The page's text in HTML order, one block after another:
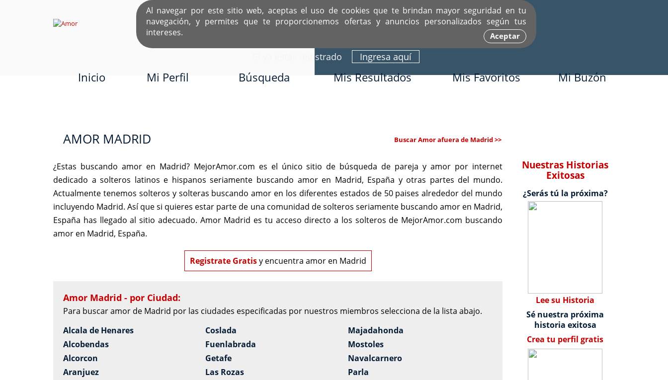
Al navegar por este sitio web, aceptas el uso de cookies que te brindan mayor seguridad en tu
navegación, y permites que te proporcionemos ofertas y anuncios personalizados según tus
intereses.
Aceptar
EL ÚNICO SITIO DEDICADO A SOLTEROS HISPANOS COMO TÚ
Ingresa aquí
Sí ya estás registrado
Inicio Mi Perfil Búsqueda Mis Resultados Mis Favoritos Mi Buzón
AMOR MADRID Buscar Amor afuera de Madrid >>
¿Estas buscando amor en Madrid? MejorAmor.com es el único sitio de búsqueda de pareja y amor por internet
dedicado a solteros latinos e hispanos seriamente buscando amor en Madrid, España y otras partes del mundo.
Actualmente tenemos solteros y solteras buscando amor en los diferentes estados de 50 paises alrededor del mundo
incluyendo Madrid. Así que si quieres estar parte de una comunidad de solteros seriamente buscando amor en Madrid,
España has llegado al sitio adecuado. Amor Madrid es tu acceso directo a los solteros de MejorAmor.com buscando
amor en Madrid, España.
Registrate Gratisy encuentra amor en Madrid
Amor Madrid - por Ciudad:
Para buscar amor de Madrid por las ciudades especificadas por nuestros miembros selecciona de la lista abajo.
Alcala de Henares
Alcobendas
Alcorcon
Aranjuez
Coslada
Fuenlabrada
Getafe
Las Rozas
Majadahonda
Mostoles
Navalcarnero
Parla
Nuestras Historias
Exitosas
¿Serás tú la próxima?
Lee su Historia
Sé nuestra próxima
historia exitosa
Crea tu perfil gratis